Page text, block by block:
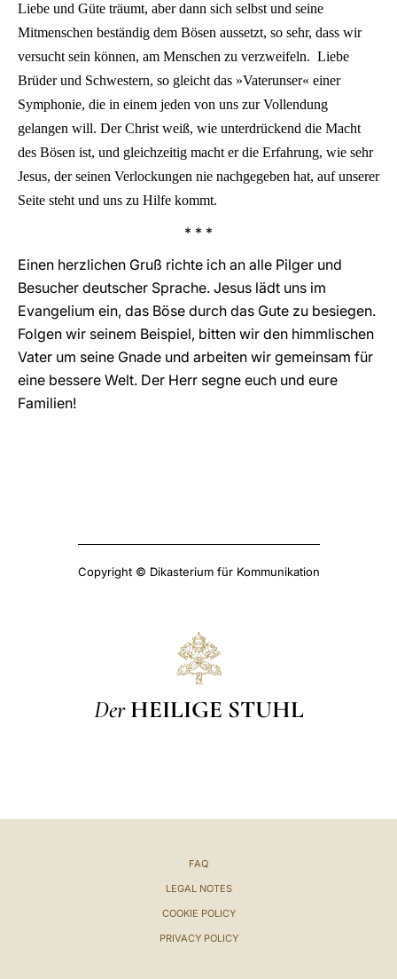
Liebe und Güte träumt, aber dann sich selbst und seine
Mitmenschen beständig dem Bösen aussetzt, so sehr, dass wir
versucht sein können, am Menschen zu verzweifeln. Liebe
Brüder und Schwestern, so gleicht das »Vaterunser« einer
Symphonie, die in einem jeden von uns zur Vollendung
gelangen will. Der Christ weiß, wie unterdrückend die Macht
des Bösen ist, und gleichzeitig macht er die Erfahrung, wie sehr
Jesus, der seinen Verlockungen nie nachgegeben hat, auf unserer
Seite steht und uns zu Hilfe kommt.
* * *
Einen herzlichen Gruß richte ich an alle Pilger und
Besucher deutscher Sprache. Jesus lädt uns im
Evangelium ein, das Böse durch das Gute zu besiegen.
Folgen wir seinem Beispiel, bitten wir den himmlischen
Vater um seine Gnade und arbeiten wir gemeinsam für
eine bessere Welt. Der Herr segne euch und eure
Familien!
Copyright © Dikasterium für Kommunikation
Der HEILIGE STUHL
FAQ
LEGAL NOTES
COOKIE POLICY
PRIVACY POLICY